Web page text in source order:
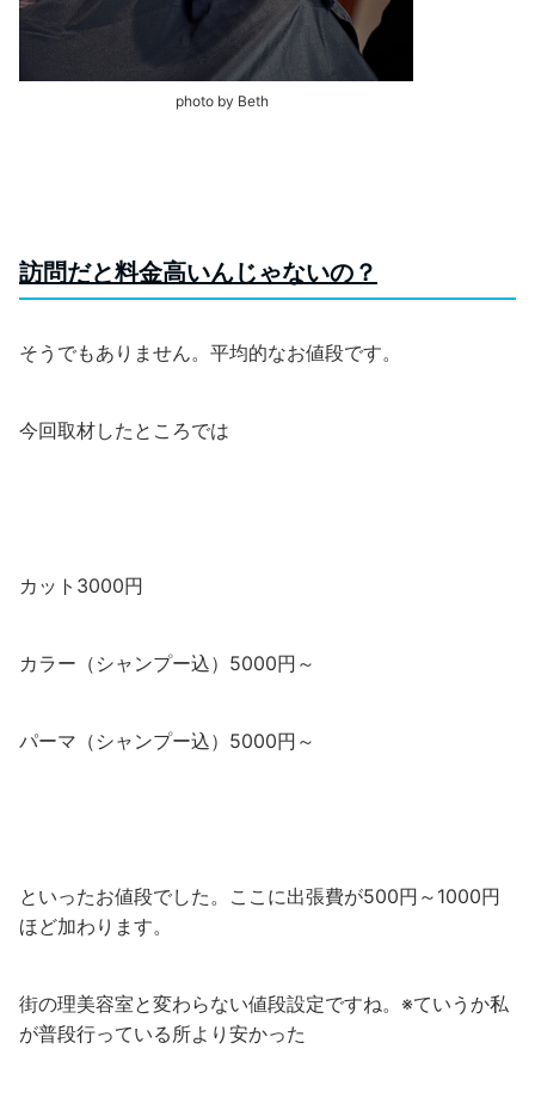
photo by Beth
訪問だと料金高いんじゃないの？
そうでもありません。平均的なお値段です。
今回取材したところでは
カット3000円
カラー（シャンプー込）5000円～
パーマ（シャンプー込）5000円～
といったお値段でした。ここに出張費が500円～1000円
ほど加わります。
街の理美容室と変わらない値段設定ですね。※ていうか私
が普段行っている所より安かった